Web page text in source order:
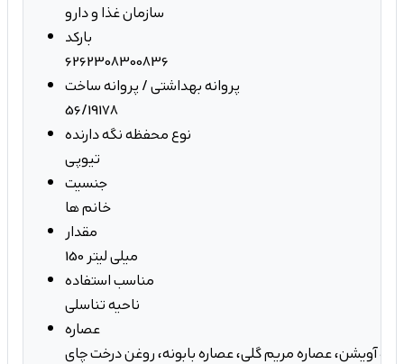
سازمان غذا و دارو
بارکد
6262308300836
پروانه بهداشتی / پروانه ساخت
56/19178
نوع محفظه نگه دارنده
تیوپی
جنسیت
خانم ها
مقدار
150 میلی لیتر
مناسب استفاده
ناحیه تناسلی
عصاره
آویشن، عصاره مریم گلی، عصاره بابونه، روغن درخت چای